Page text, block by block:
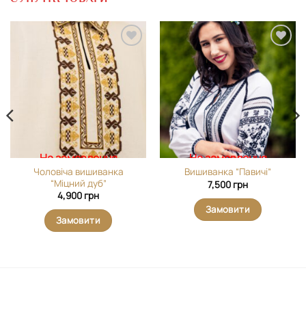
Додати
виріб у
вибране
На замовлення
Чоловіча вишиванка
“Міцний дуб”
4,900 грн
Замовити
Додати
виріб у
вибране
На замовлення
Вишиванка “Павичі”
7,500 грн
Замовити